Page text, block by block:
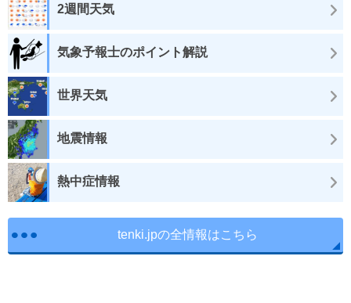
2週間天気
気象予報士のポイント解説
世界天気
地震情報
熱中症情報
tenki.jpの全情報はこちら